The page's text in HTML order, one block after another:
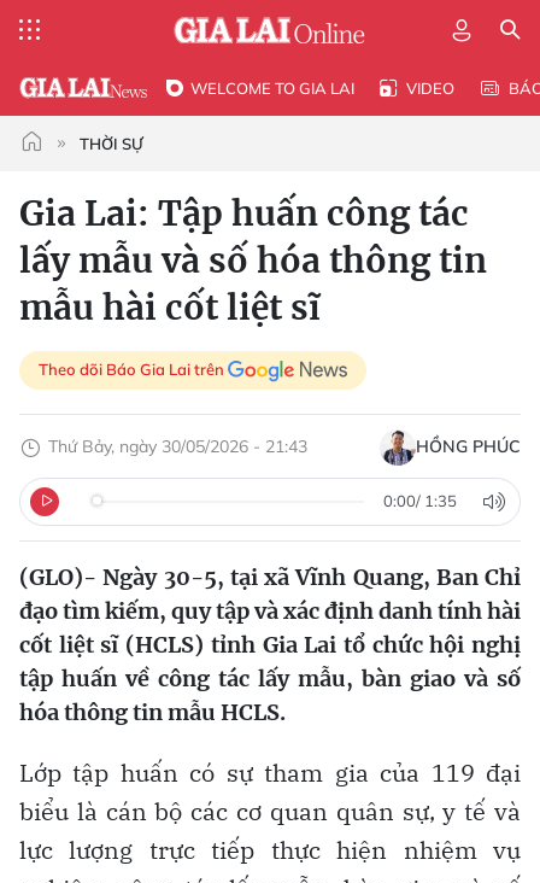
WELCOME TO GIA LAI VIDEO
THỜI SỰ
Gia Lai: Tập huấn công tác
lấy mẫu và số hóa thông tin
mẫu hài cốt liệt sĩ
Theo dõi Báo Gia Lai trên
Thứ Bảy, ngày 30/05/2026 - 21:43 HỒNG PHÚC
0:00/ 1:35
(GLO)- Ngày 30-5, tại xã Vĩnh Quang, Ban Chỉ
đạo tìm kiếm, quy tập và xác định danh tính hài
cốt liệt sĩ (HCLS) tỉnh Gia Lai tổ chức hội nghị
tập huấn về công tác lấy mẫu, bàn giao và số
hóa thông tin mẫu HCLS.
Lớp tập huấn có sự tham gia của 119 đại
biểu là cán bộ các cơ quan quân sự, y tế và
lực lượng trực tiếp thực hiện nhiệm vụ